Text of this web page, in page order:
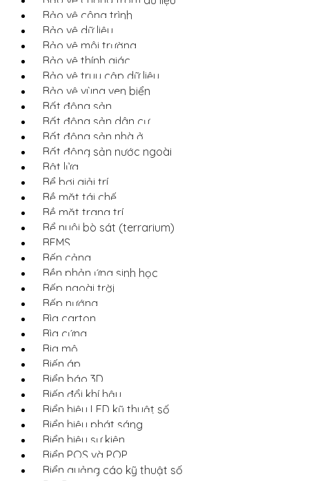
Bảo vệ công trình
Bảo vệ dữ liệu
Bảo vệ môi trường
Bảo vệ thính giác
Bảo vệ truy cập dữ liệu
Bảo vệ vùng ven biển
Bất động sản
Bất động sản dân cư
Bất động sản nhà ở
Bất động sản nước ngoài
Bật lửa
Bể bơi giải trí
Bề mặt tái chế
Bề mặt trang trí
Bể nuôi bò sát (terrarium)
BEMS
Bến cảng
Bền phản ứng sinh học
Bếp ngoài trời
Bếp nướng
Bìa carton
Bìa cứng
Bia mộ
Biến áp
Biển báo 3D
Biến đổi khí hậu
Biển hiệu LED kỹ thuật số
Biển hiệu phát sáng
Biển hiệu sự kiện
Biển POS và POP
Biển quảng cáo kỹ thuật số